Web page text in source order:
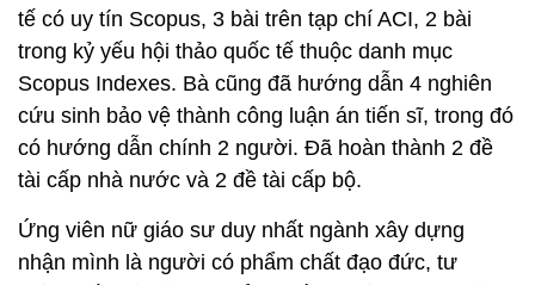
tế có uy tín Scopus, 3 bài trên tạp chí ACI, 2 bài
trong kỷ yếu hội thảo quốc tế thuộc danh mục
Scopus Indexes. Bà cũng đã hướng dẫn 4 nghiên
cứu sinh bảo vệ thành công luận án tiến sĩ, trong đó
có hướng dẫn chính 2 người. Đã hoàn thành 2 đề
tài cấp nhà nước và 2 đề tài cấp bộ.
Ứng viên nữ giáo sư duy nhất ngành xây dựng
nhận mình là người có phẩm chất đạo đức, tư